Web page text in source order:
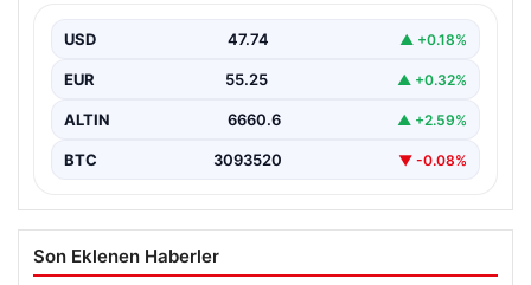
jeopolitik gelişmelerle birlikte ekonomik verilerin de
etkisiyle hareketlilik…
USD 47.74 ▲ +0.18%
EUR 55.25 ▲ +0.32%
ALTIN 6660.6 ▲ +2.59%
BTC 3093520 ▼ -0.08%
Son Eklenen Haberler